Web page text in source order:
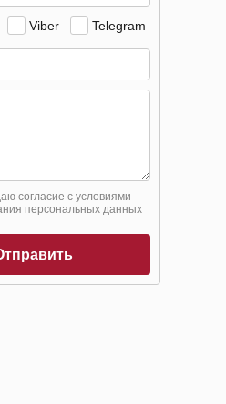
Viber Telegram
согласие с условиями
персональных данных